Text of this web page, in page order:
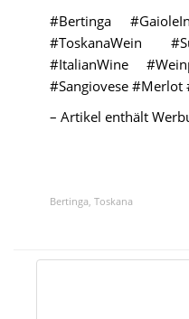
#Bertinga
#ToskanaWein
#ItalianWine
#Sangiovese #Merlot
– Artikel enthält
Bertinga ,Toskana